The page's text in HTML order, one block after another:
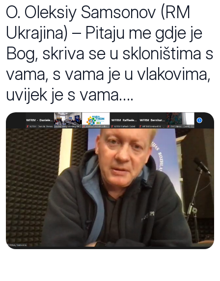
O. Oleksiy Samsonov (RM
Ukrajina) – Pitaju me gdje je
Bog, skriva se u skloništima s
vama, s vama je u vlakovima,
uvijek je s vama….